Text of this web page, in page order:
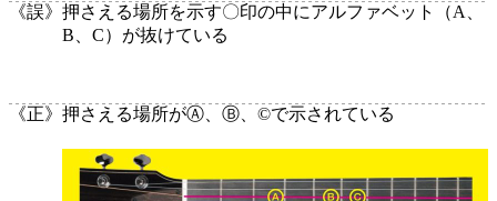
《誤》 押さえる場所を示す〇印の中にアルファベット（A、
B、C）が抜けている
《正》 押さえる場所がⒶ、Ⓑ、©で示されている